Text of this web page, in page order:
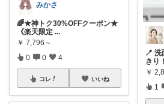
みかさ
🌈★神トク30%OFFクーポン★
《楽天限定 ...
￥ 7,796～
0 0 4
コレ いいね
🪥
きり
￥
1